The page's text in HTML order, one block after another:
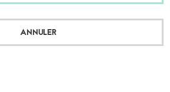
ANNULER